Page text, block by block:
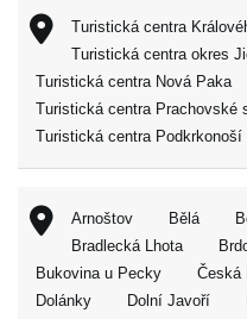
Turistická centra
Turistická centra okres
Turistická centra Nová Paka
Turistická centra Prachovské
Turistická centra Podkrkonoší
Arnoštov Bělá
Bradlecká Lhota
Bukovina u Pecky
Česká
Dolánky
Dolní Javoří